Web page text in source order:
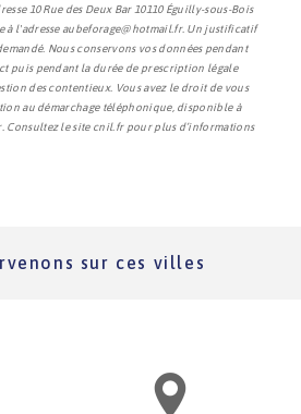
10 Rue des Deux Bar 10110 Éguilly-sous-Bois
l'adresse aubeforage@hotmail.fr. Un justificatif
Nous conservons vos données pendant
puis pendant la durée de prescription légale
des contentieux. Vous avez le droit de vous
au démarchage téléphonique, disponible à
. Consultez le site cnil.fr pour plus d’informations
sur ces villes